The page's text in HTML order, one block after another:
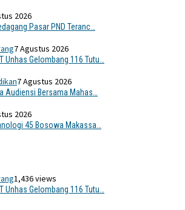
2026
Pasar PND Teranc…
7 Agustus 2026
Unhas Gelombang 116 Tutu…
7 Agustus 2026
Audiensi Bersama Mahas…
2026
45 Bosowa Makassa…
1,436 views
Unhas Gelombang 116 Tutu…